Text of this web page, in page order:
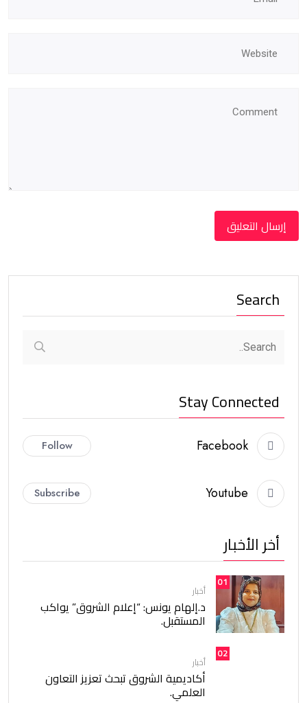
Search
Stay Connected
Facebook
Follow
Youtube
Subscribe
أخر الأخبار
01
أخبار
د.إلهام يونس: “إعلام الشروق” يواكب
المستقبل.
02
أخبار
أكاديمية الشروق تبحث تعزيز التعاون
العلمي.